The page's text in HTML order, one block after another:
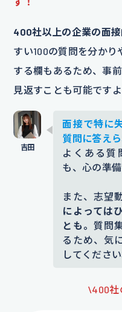
400社以上の企業の面
すい100の質問を分かり
する欄もあるため、事
見返すことも可能ですよ
面接で特に
質問に答え
よくある質
も、心の準
また、志望
によっては
とも。 質問
るため、気
してください
\400社